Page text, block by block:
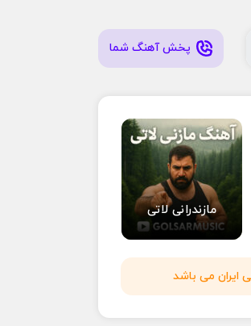
پخش آهنگ شما
مازندرانی لاتی
ایران می باشد